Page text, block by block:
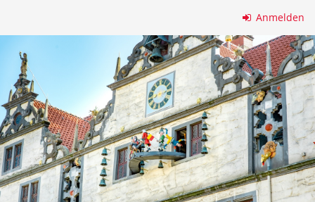
springen
Anmelden